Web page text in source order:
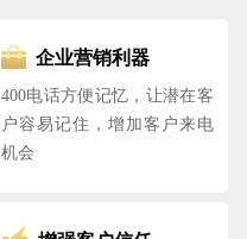
企业营销利器
400电话方便记忆，让潜在客
户容易记住，增加客户来电
机会